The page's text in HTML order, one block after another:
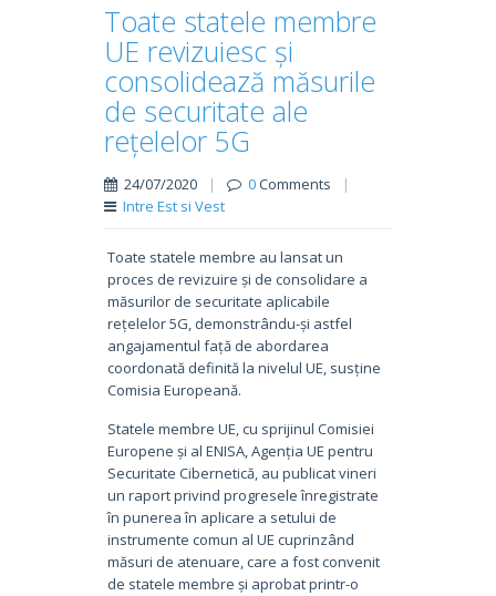
Toate statele membre
UE revizuiesc și
consolidează măsurile
de securitate ale
rețelelor 5G
24/07/2020 | 0Comments
|
Intre Est si Vest
Toate statele membre au lansat un
proces de revizuire și de consolidare a
măsurilor de securitate aplicabile
rețelelor 5G, demonstrându-și astfel
angajamentul față de abordarea
coordonată definită la nivelul UE, susține
Comisia Europeană.
Statele membre UE, cu sprijinul Comisiei
Europene și al ENISA, Agenția UE pentru
Securitate Cibernetică, au publicat vineri
un raport privind progresele înregistrate
în punerea în aplicare a setului de
instrumente comun al UE cuprinzând
măsuri de atenuare, care a fost convenit
de statele membre și aprobat printr-o